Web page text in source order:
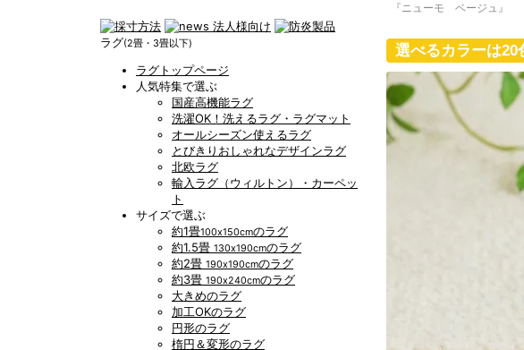
ラグ(2畳・3畳以下)
ラグトップページ
人気特集で選ぶ
国産高機能ラグ
洗濯OK！洗えるラグ・ラグマット
オールシーズン使えるラグ
とびきりおしゃれなデザインラグ
北欧ラグ
輸入ラグ（ウィルトン）・カーペッ
ト
サイズで選ぶ
約1畳100x150cmのラグ
約1.5畳 130x190cmのラグ
約2畳 190x190cmのラグ
約3畳 190x240cmのラグ
大きめのラグ
加工OKのラグ
円形のラグ
楕円＆変形のラグ
『ニューモ ベージュ』
選べるカラーは20